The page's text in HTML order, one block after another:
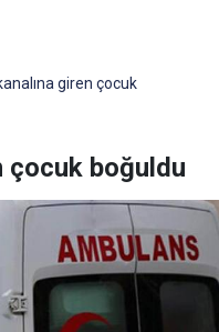
giren çocuk
çocuk boğuldu